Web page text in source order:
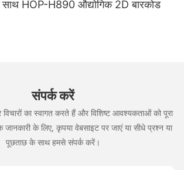
HOP-H890 औद्योगिक 2D बारकोड
संपर्क करें
का स्वागत करते हैं और विशिष्ट आवश्यकताओं को पूरा
के लिए, कृपया वेबसाइट पर जाएं या सीधे प्रश्न या
पूछताछ के साथ हमसे संपर्क करें।